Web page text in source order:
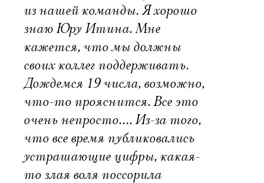
из нашей команды. Я хорошо
знаю Юру Итина. Мне
кажется, что мы должны
своих коллег поддерживать.
Дождемся 19 числа, возможно,
что-то прояснится. Все это
очень непросто…. Из-за того,
что все время публиковались
устрашающие цифры, какая-
то злая воля поссорила